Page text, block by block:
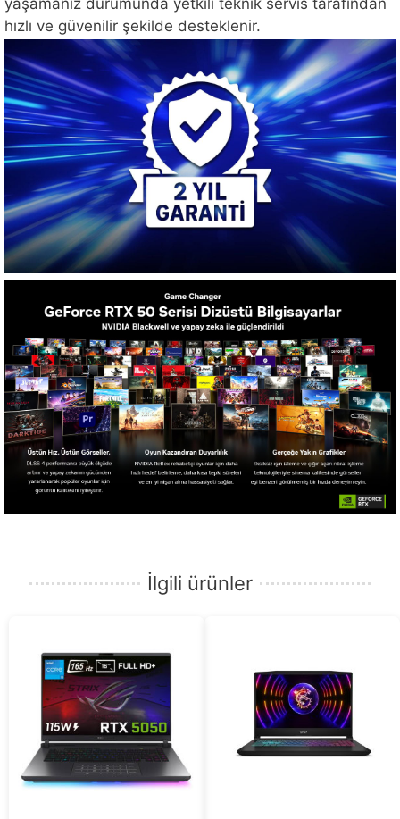
yaşamanız durumunda yetkili teknik servis tarafından
hızlı ve güvenilir şekilde desteklenir.
İlgili ürünler